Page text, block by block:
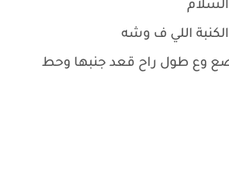
اللي ف وشه
وع طول راح قعد جنبها وحط